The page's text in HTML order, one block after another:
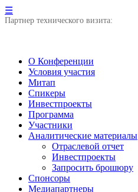
☰
Партнер технического визита:
О Конференции
Условия участия
Митап
Спикеры
Инвестпроекты
Программа
Участники
Аналитические материалы
Отраслевой отчет
Инвестпроекты
Запросить брошюру
Спонсоры
Медиапартнеры